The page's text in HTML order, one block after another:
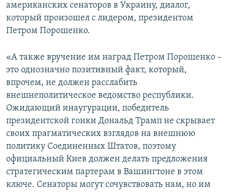
американских сенаторов в Украину, диалог,
который произошел с лидером, президентом
Петром Порошенко.
«А также вручение им наград Петром Порошенко –
это однозначно позитивный факт, который,
впрочем, не должен расслабить
внешнеполитическое ведомство республики.
Ожидающий инаугурации, победитель
президентской гонки Дональд Трамп не скрывает
своих прагматических взглядов на внешнюю
политику Соединенных Штатов, поэтому
официальный Киев должен делать предложения
стратегическим партерам в Вашингтоне в этом
ключе. Сенаторы могут сочувствовать нам, но им